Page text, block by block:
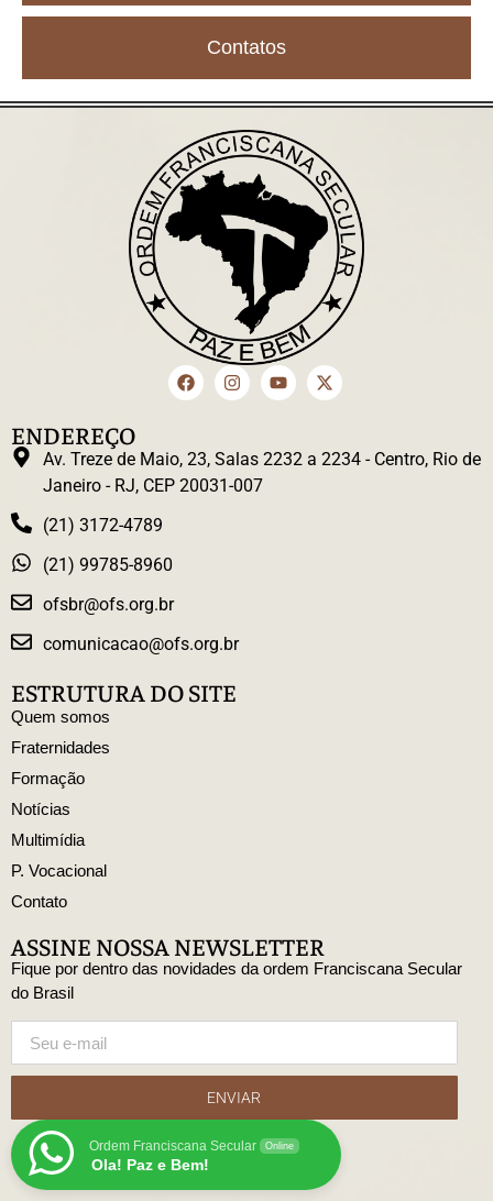
Contatos
ENDEREÇO
Av. Treze de Maio, 23, Salas 2232 a 2234 - Centro, Rio de
Janeiro - RJ, CEP 20031-007
(21) 3172-4789
(21) 99785-8960
ofsbr@ofs.org.br
comunicacao@ofs.org.br
ESTRUTURA DO SITE
Quem somos
Fraternidades
Formação
Notícias
Multimídia
P. Vocacional
Contato
ASSINE NOSSA NEWSLETTER
Fique por dentro das novidades da ordem Franciscana Secular
do Brasil
ENVIAR
Ordem Franciscana Secular Online
Ola! Paz e Bem!